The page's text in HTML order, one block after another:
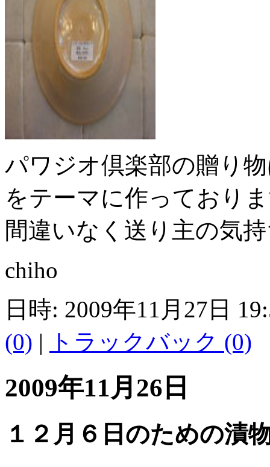
パワジオ倶楽部の贈り
をテーマに作っており
間違いなく送り主の気
chiho
日時: 2009年11月27日
(0) | トラックバック (0)
2009年11月26日
１２月６日のための漬